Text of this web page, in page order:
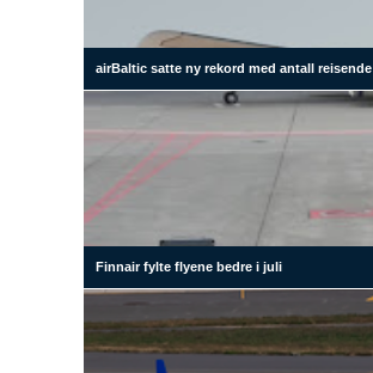
airBaltic satte ny rekord med antall reisende
Finnair fylte flyene bedre i juli